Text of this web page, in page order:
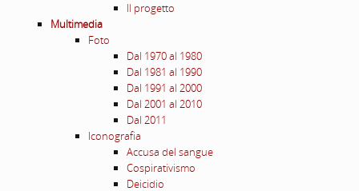
Il progetto
Multimedia
Foto
Dal 1970 al 1980
Dal 1981 al 1990
Dal 1991 al 2000
Dal 2001 al 2010
Dal 2011
Iconografia
Accusa del sangue
Cospirativismo
Deicidio